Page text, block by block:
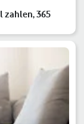
zahlen, 365